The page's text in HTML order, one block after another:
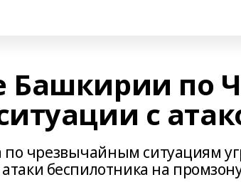
Башкирии по
с
чрезвычайным ситуациям
беспилотника на